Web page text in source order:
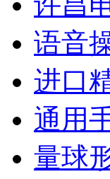
语音
进口
通用
量球